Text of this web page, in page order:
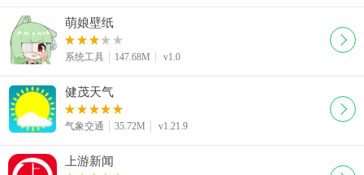
萌娘壁纸
系统工具 147.68M v1.0
健茂天气
气象交通 35.72M v1.21.9
上游新闻